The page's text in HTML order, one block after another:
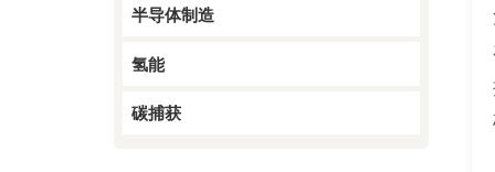
半导体制造
氢能
碳捕获